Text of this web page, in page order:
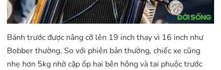
Bánh trước được nâng cỡ lên 19 inch thay vì 16 inch như
Bobber thường. So với phiên bản thường, chiếc xe cũng
nhẹ hơn 5kg nhờ cặp ốp hai bên hông và tai phuộc trước